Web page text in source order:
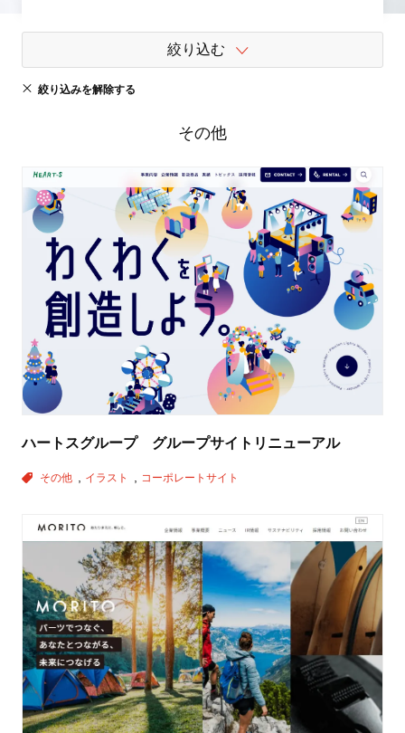
絞り込む
絞り込みを解除する
その他
ハートスグループ グループサイトリニューアル
その他 イラスト コーポレートサイト